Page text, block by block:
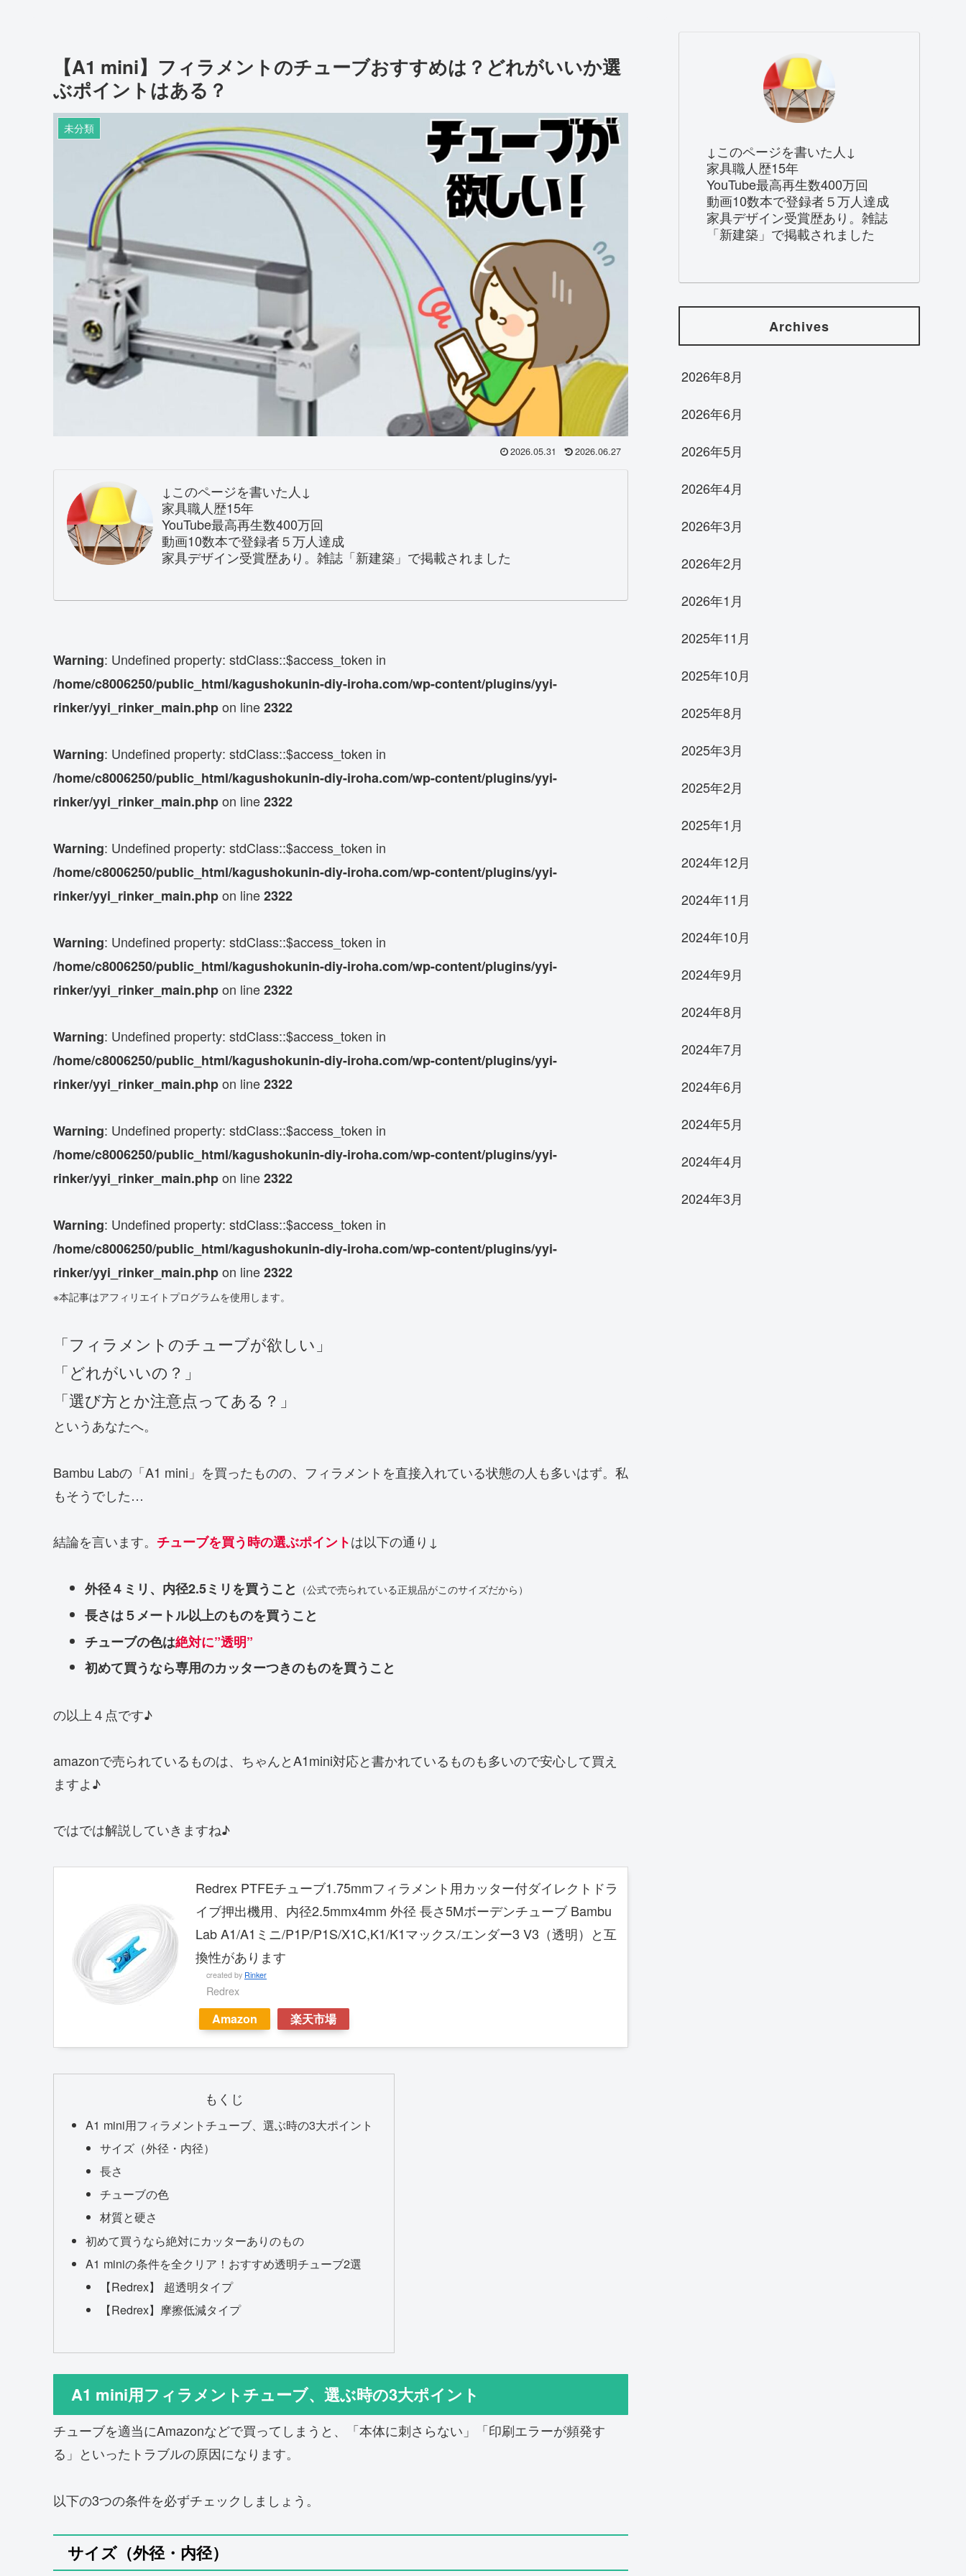
【A1 mini】フィラメントのチューブおすすめは？どれがいいか選
ぶポイントはある？
未分類
2026.05.31 2026.06.27
↓このページを書いた人↓
家具職人歴15年
YouTube最高再生数400万回
動画10数本で登録者５万人達成
家具デザイン受賞歴あり。雑誌「新建築」で掲載されました
Warning: Undefined property: stdClass::$access_token in
/home/c8006250/public_html/kagushokunin-diy-iroha.com/wp-content/plugins/yyi-
rinker/yyi_rinker_main.phpon line2322
Warning: Undefined property: stdClass::$access_token in
/home/c8006250/public_html/kagushokunin-diy-iroha.com/wp-content/plugins/yyi-
rinker/yyi_rinker_main.phpon line2322
Warning: Undefined property: stdClass::$access_token in
/home/c8006250/public_html/kagushokunin-diy-iroha.com/wp-content/plugins/yyi-
rinker/yyi_rinker_main.phpon line2322
Warning: Undefined property: stdClass::$access_token in
/home/c8006250/public_html/kagushokunin-diy-iroha.com/wp-content/plugins/yyi-
rinker/yyi_rinker_main.phpon line2322
Warning: Undefined property: stdClass::$access_token in
/home/c8006250/public_html/kagushokunin-diy-iroha.com/wp-content/plugins/yyi-
rinker/yyi_rinker_main.phpon line2322
Warning: Undefined property: stdClass::$access_token in
/home/c8006250/public_html/kagushokunin-diy-iroha.com/wp-content/plugins/yyi-
rinker/yyi_rinker_main.phpon line2322
Warning: Undefined property: stdClass::$access_token in
/home/c8006250/public_html/kagushokunin-diy-iroha.com/wp-content/plugins/yyi-
rinker/yyi_rinker_main.phpon line2322
※本記事はアフィリエイトプログラムを使用します。
「フィラメントのチューブが欲しい」
「どれがいいの？」
「選び方とか注意点ってある？」
というあなたへ。
Bambu Labの「A1 mini」を買ったものの、フィラメントを直接入れている状態の人も多いはず。私
もそうでした…
結論を言います。 チューブを買う時の選ぶポイントは以下の通り↓
外径４ミリ、内径2.5ミリを買うこと （公式で売られている正規品がこのサイズだから）
長さは５メートル以上のものを買うこと
チューブの色は絶対に”透明”
初めて買うなら専用のカッターつきのものを買うこと
の以上４点です♪
amazonで売られているものは、ちゃんとA1mini対応と書かれているものも多いので安心して買え
ますよ♪
ではでは解説していきますね♪
Redrex PTFEチューブ1.75mmフィラメント用カッター付ダイレクトドラ
イブ押出機用、内径2.5mmx4mm 外径 長さ5Mボーデンチューブ Bambu
Lab A1/A1ミニ/P1P/P1S/X1C,K1/K1マックス/エンダー3 V3（透明）と互
換性があります
created by Rinker
Redrex
Amazon 楽天市場
もくじ
A1 mini用フィラメントチューブ、選ぶ時の3大ポイント
サイズ（外径・内径）
長さ
チューブの色
材質と硬さ
初めて買うなら絶対にカッターありのもの
A1 miniの条件を全クリア！おすすめ透明チューブ2選
【Redrex】 超透明タイプ
【Redrex】摩擦低減タイプ
A1 mini用フィラメントチューブ、選ぶ時の3大ポイント
チューブを適当にAmazonなどで買ってしまうと、「本体に刺さらない」「印刷エラーが頻発す
る」といったトラブルの原因になります。
以下の3つの条件を必ずチェックしましょう。
サイズ（外径・内径）
↓このページを書いた人↓
家具職人歴15年
YouTube最高再生数400万回
動画10数本で登録者５万人達成
家具デザイン受賞歴あり。雑誌
「新建築」で掲載されました
Archives
2026年8月
2026年6月
2026年5月
2026年4月
2026年3月
2026年2月
2026年1月
2025年11月
2025年10月
2025年8月
2025年3月
2025年2月
2025年1月
2024年12月
2024年11月
2024年10月
2024年9月
2024年8月
2024年7月
2024年6月
2024年5月
2024年4月
2024年3月